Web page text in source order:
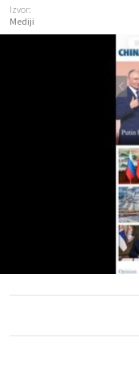
Izvor:
Mediji